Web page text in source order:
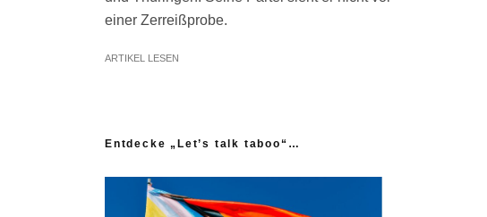
einer Zerreißprobe.
ARTIKEL LESEN
Entdecke „Let’s talk taboo“…